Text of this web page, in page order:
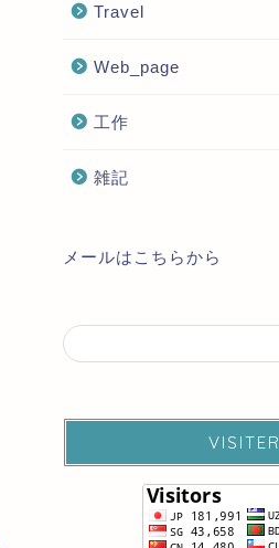
Travel
Web_page
工作
雑記
メールはこちらから
VISITER